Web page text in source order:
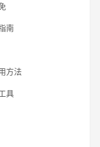
南
方法
具